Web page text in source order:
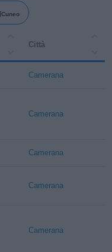
Cuneo
Città
Camerana
Camerana
Camerana
Camerana
Camerana